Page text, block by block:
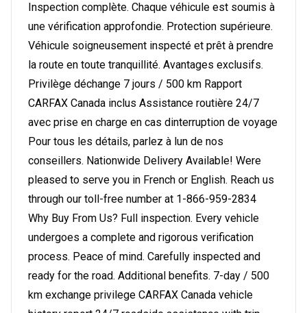
Inspection complète. Chaque véhicule est soumis à
une vérification approfondie. Protection supérieure.
Véhicule soigneusement inspecté et prêt à prendre
la route en toute tranquillité. Avantages exclusifs.
Privilège déchange 7 jours / 500 km Rapport
CARFAX Canada inclus Assistance routière 24/7
avec prise en charge en cas dinterruption de voyage
Pour tous les détails, parlez à lun de nos
conseillers. Nationwide Delivery Available! Were
pleased to serve you in French or English. Reach us
through our toll-free number at 1-866-959-2834
Why Buy From Us? Full inspection. Every vehicle
undergoes a complete and rigorous verification
process. Peace of mind. Carefully inspected and
ready for the road. Additional benefits. 7-day / 500
km exchange privilege CARFAX Canada vehicle